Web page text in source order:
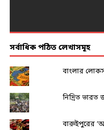
সর্বাধিক পঠিত লেখাসমূহ
বাংলার
নিদ্রিত ভারত
বারুইপুরের